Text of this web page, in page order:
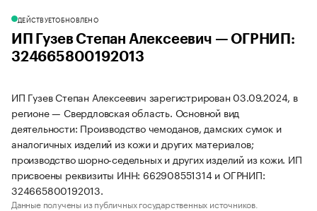
ДЕЙСТВУЕТОБНОВЛЕНО
ИП Гузев Степан Алексеевич — ОГРНИП:
324665800192013
ИП Гузев Степан Алексеевич зарегистрирован 03.09.2024, в
регионе — Свердловская область. Основной вид
деятельности: Производство чемоданов, дамских сумок и
аналогичных изделий из кожи и других материалов;
производство шорно-седельных и других изделий из кожи. ИП
присвоены реквизиты ИНН: 662908551314 и ОГРНИП:
324665800192013.
Данные получены из публичных государственных источников.